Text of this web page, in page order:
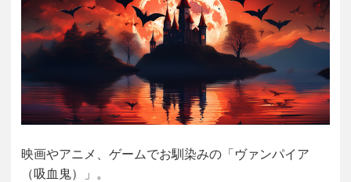
映画やアニメ、ゲームでお馴染みの「ヴァンパイア
（吸血鬼）」。